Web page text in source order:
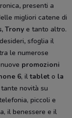
, presenti a
migliori catene di
Trony e tanto altro.
, sfoglia il
le numerose
promozioni
6, iltablet o la
novità su
piccoli e
il benessere e il